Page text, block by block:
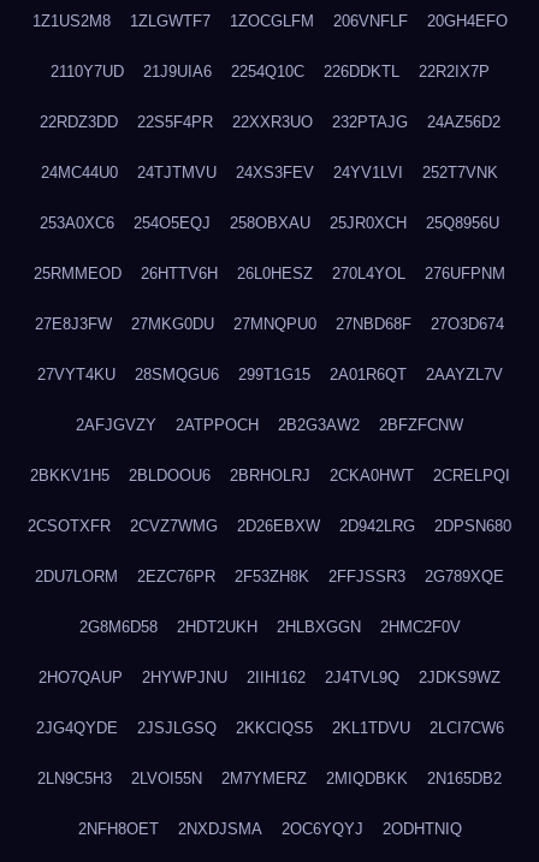
1Z1US2M8 1ZLGWTF7 1ZOCGLFM 206VNFLF 20GH4EFO
2110Y7UD 21J9UIA6 2254Q10C 226DDKTL 22R2IX7P
22RDZ3DD 22S5F4PR 22XXR3UO 232PTAJG 24AZ56D2
24MC44U0 24TJTMVU 24XS3FEV 24YV1LVI 252T7VNK
253A0XC6 254O5EQJ 258OBXAU 25JR0XCH 25Q8956U
25RMMEOD 26HTTV6H 26L0HESZ 270L4YOL 276UFPNM
27E8J3FW 27MKG0DU 27MNQPU0 27NBD68F 27O3D674
27VYT4KU 28SMQGU6 299T1G15 2A01R6QT 2AAYZL7V
2AFJGVZY 2ATPPOCH 2B2G3AW2 2BFZFCNW
2BKKV1H5 2BLDOOU6 2BRHOLRJ 2CKA0HWT 2CRELPQI
2CSOTXFR 2CVZ7WMG 2D26EBXW 2D942LRG 2DPSN680
2DU7LORM 2EZC76PR 2F53ZH8K 2FFJSSR3 2G789XQE
2G8M6D58 2HDT2UKH 2HLBXGGN 2HMC2F0V
2HO7QAUP 2HYWPJNU 2IIHI162 2J4TVL9Q 2JDKS9WZ
2JG4QYDE 2JSJLGSQ 2KKCIQS5 2KL1TDVU 2LCI7CW6
2LN9C5H3 2LVOI55N 2M7YMERZ 2MIQDBKK 2N165DB2
2NFH8OET 2NXDJSMA 2OC6YQYJ 2ODHTNIQ